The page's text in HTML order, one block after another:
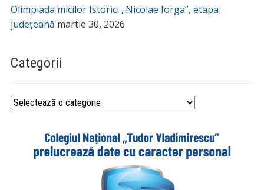
Olimpiada micilor Istorici „Nicolae Iorga”, etapa
județeană martie 30, 2026
Categorii
Categorii